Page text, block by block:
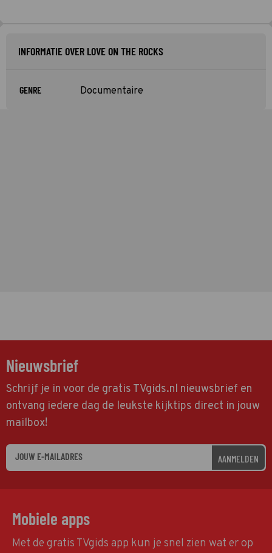
INFORMATIE OVER LOVE ON THE ROCKS
GENRE Documentaire
Nieuwsbrief
Schrijf je in voor de gratis TVgids.nl nieuwsbrief en
ontvang iedere dag de leukste kijktips direct in jouw
mailbox!
AANMELDEN
Mobiele apps
Met de gratis TVgids app kun je snel zien wat er op